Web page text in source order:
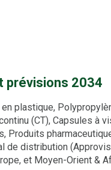
prévisions 2034
plastique,
(CT), Capsules
de distribution
et Moyen-Orient &